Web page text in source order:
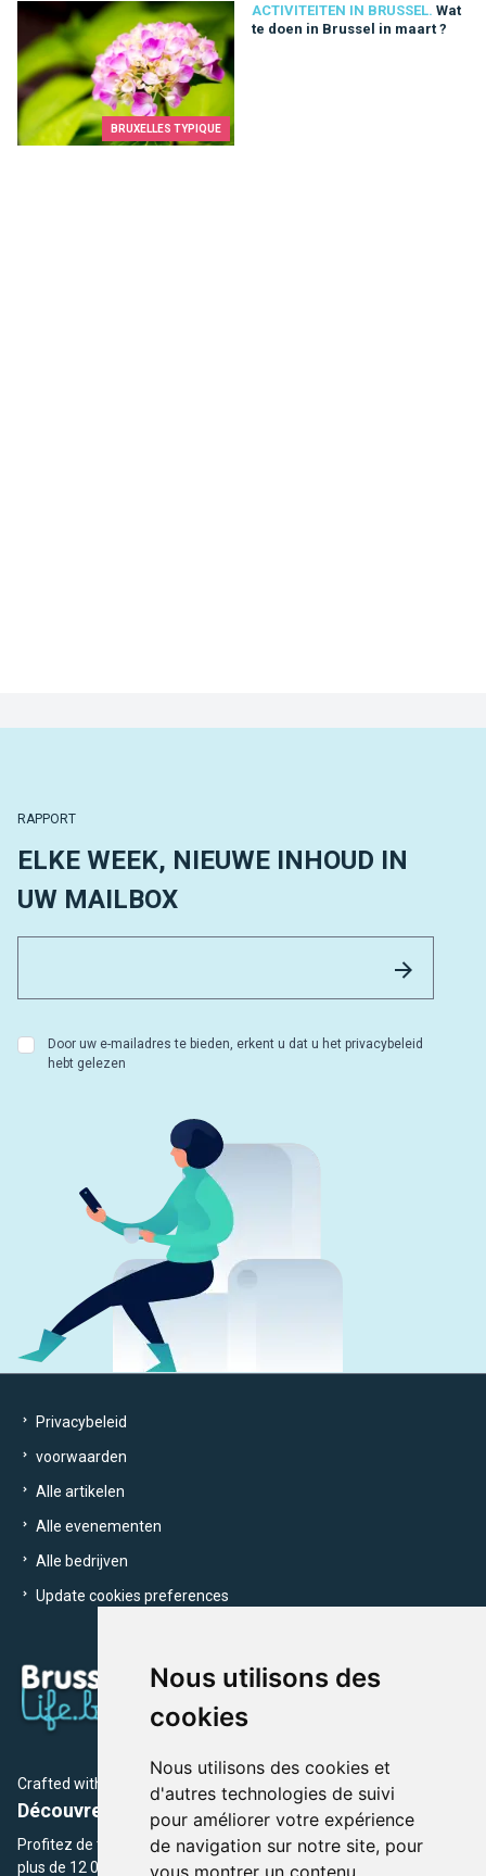
Nous utilisons des
cookies
Nous utilisons des cookies et
d'autres technologies de suivi
pour améliorer votre expérience
de navigation sur notre site, pour
vous montrer un contenu
BRUXELLES TYPIQUE
ACTIVITEITEN IN BRUSSEL. Wat
te doen in Brussel in maart ?
Wat te doen in Brussel in maart ?
RAPPORT
ELKE WEEK, NIEUWE INHOUD IN
UW MAILBOX
Door uw e-mailadres te bieden, erkent u dat u het privacybeleid
hebt gelezen
Privacybeleid
voorwaarden
Alle artikelen
Alle evenementen
Alle bedrijven
Update cookies preferences
Crafted with by Brusselslife Team
Découvrez plus de 12 000 adresses et événements
Profitez de toutes les sections de BrusselsLife.be et découvrez
plus de 12 000 adresses et un grand choix d'événements,